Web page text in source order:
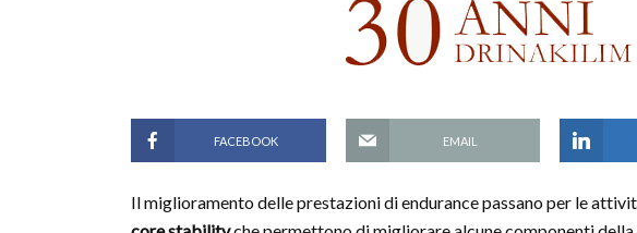
FACEBOOK EMAIL
Il miglioramento delle prestazioni di endurance passano per le